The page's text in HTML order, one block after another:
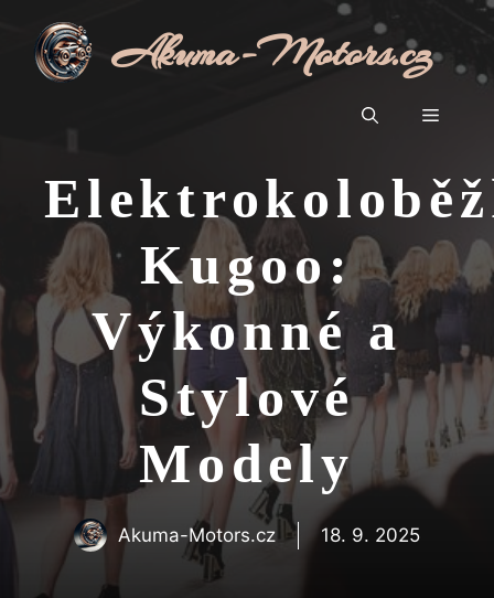
obsah
Akuma-Motors.cz
Menu
Kugoo:
Výkonné a
Stylové
Modely
Akuma-Motors.cz 18. 9. 2025